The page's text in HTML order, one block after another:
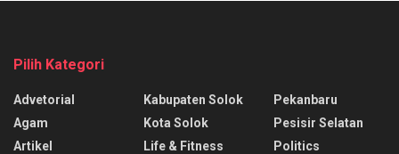
Pilih Kategori
Advetorial
Agam
Artikel
Kabupaten Solok
Kota Solok
Life & Fitness
Pekanbaru
Pesisir Selatan
Politics